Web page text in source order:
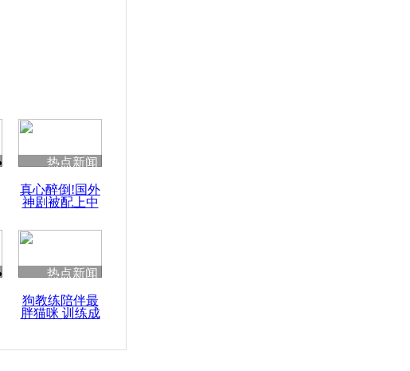
热点新闻
真心醉倒!国外
神剧被配上中
热点新闻
狗教练陪伴最
胖猫咪 训练成